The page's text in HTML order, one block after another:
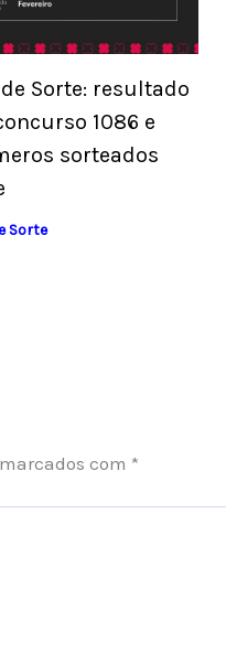
Sorte: resultado
1086 e
sorteados
Sorte
com *